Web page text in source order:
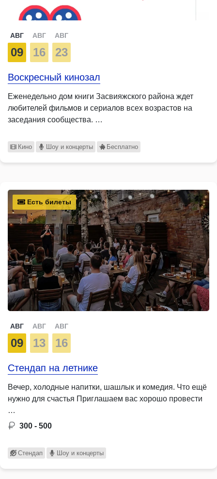
АВГ
09
АВГ
16
АВГ
23
Воскресный кинозал
Еженедельно дом книги Засвияжского района ждет
любителей фильмов и сериалов всех возрастов на
заседания сообщества. …
Кино Шоу и концерты Бесплатно
Есть билеты
АВГ
09
АВГ
13
АВГ
16
Стендап на летнике
Вечер, холодные напитки, шашлык и комедия. Что ещё
нужно для счастья Приглашаем вас хорошо провести
…
300 - 500
Стендап Шоу и концерты